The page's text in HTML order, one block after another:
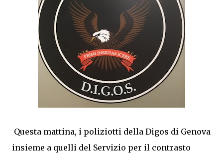
Questa mattina, i poliziotti della Digos di Genova
insieme a quelli del Servizio per il contrasto